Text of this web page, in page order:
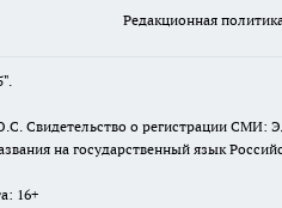
Редакционная
Свидетельство о регистрации СМИ:
на государственный язык
16+